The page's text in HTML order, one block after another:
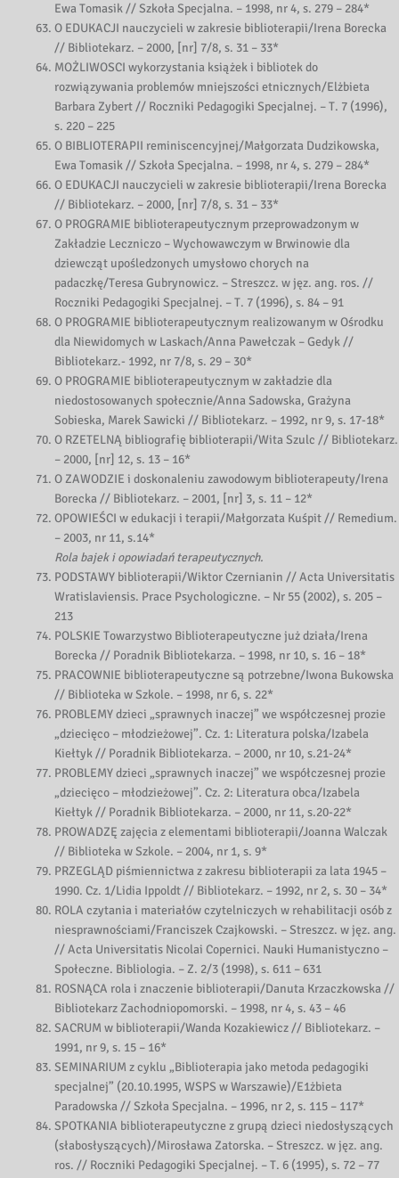
Ewa Tomasik // Szkoła Specjalna. – 1998, nr 4, s. 279 – 284*
O EDUKACJI nauczycieli w zakresie biblioterapii/Irena Borecka
// Bibliotekarz. – 2000, [nr] 7/8, s. 31 – 33*
MOŻLIWOSCI wykorzystania książek i bibliotek do
rozwiązywania problemów mniejszości etnicznych/Elżbieta
Barbara Zybert // Roczniki Pedagogiki Specjalnej. – T. 7 (1996),
s. 220 – 225
O BIBLIOTERAPII reminiscencyjnej/Małgorzata Dudzikowska,
Ewa Tomasik // Szkoła Specjalna. – 1998, nr 4, s. 279 – 284*
O EDUKACJI nauczycieli w zakresie biblioterapii/Irena Borecka
// Bibliotekarz. – 2000, [nr] 7/8, s. 31 – 33*
O PROGRAMIE biblioterapeutycznym przeprowadzonym w
Zakładzie Leczniczo – Wychowawczym w Brwinowie dla
dziewcząt upośledzonych umysłowo chorych na
padaczkę/Teresa Gubrynowicz. – Streszcz. w jęz. ang. ros. //
Roczniki Pedagogiki Specjalnej. – T. 7 (1996), s. 84 – 91
O PROGRAMIE biblioterapeutycznym realizowanym w Ośrodku
dla Niewidomych w Laskach/Anna Pawełczak – Gedyk //
Bibliotekarz.- 1992, nr 7/8, s. 29 – 30*
O PROGRAMIE biblioterapeutycznym w zakładzie dla
niedostosowanych społecznie/Anna Sadowska, Grażyna
Sobieska, Marek Sawicki // Bibliotekarz. – 1992, nr 9, s. 17-18*
O RZETELNĄ bibliografię biblioterapii/Wita Szulc // Bibliotekarz.
– 2000, [nr] 12, s. 13 – 16*
O ZAWODZIE i doskonaleniu zawodowym biblioterapeuty/Irena
Borecka // Bibliotekarz. – 2001, [nr] 3, s. 11 – 12*
OPOWIEŚCI w edukacji i terapii/Małgorzata Kuśpit // Remedium.
– 2003, nr 11, s.14*
Rola bajek i opowiadań terapeutycznych.
PODSTAWY biblioterapii/Wiktor Czernianin // Acta Universitatis
Wratislaviensis. Prace Psychologiczne. – Nr 55 (2002), s. 205 –
213
POLSKIE Towarzystwo Biblioterapeutyczne już działa/Irena
Borecka // Poradnik Bibliotekarza. – 1998, nr 10, s. 16 – 18*
PRACOWNIE biblioterapeutyczne są potrzebne/Iwona Bukowska
// Biblioteka w Szkole. – 1998, nr 6, s. 22*
PROBLEMY dzieci „sprawnych inaczej” we współczesnej prozie
„dziecięco – młodzieżowej”. Cz. 1: Literatura polska/Izabela
Kiełtyk // Poradnik Bibliotekarza. – 2000, nr 10, s.21-24*
PROBLEMY dzieci „sprawnych inaczej” we współczesnej prozie
„dziecięco – młodzieżowej”. Cz. 2: Literatura obca/Izabela
Kiełtyk // Poradnik Bibliotekarza. – 2000, nr 11, s.20-22*
PROWADZĘ zajęcia z elementami biblioterapii/Joanna Walczak
// Biblioteka w Szkole. – 2004, nr 1, s. 9*
PRZEGLĄD piśmiennictwa z zakresu biblioterapii za lata 1945 –
1990. Cz. 1/Lidia Ippoldt // Bibliotekarz. – 1992, nr 2, s. 30 – 34*
ROLA czytania i materiałów czytelniczych w rehabilitacji osób z
niesprawnościami/Franciszek Czajkowski. – Streszcz. w jęz. ang.
// Acta Universitatis Nicolai Copernici. Nauki Humanistyczno –
Społeczne. Bibliologia. – Z. 2/3 (1998), s. 611 – 631
ROSNĄCA rola i znaczenie biblioterapii/Danuta Krzaczkowska //
Bibliotekarz Zachodniopomorski. – 1998, nr 4, s. 43 – 46
SACRUM w biblioterapii/Wanda Kozakiewicz // Bibliotekarz. –
1991, nr 9, s. 15 – 16*
SEMINARIUM z cyklu „Biblioterapia jako metoda pedagogiki
specjalnej” (20.10.1995, WSPS w Warszawie)/E1żbieta
Paradowska // Szkoła Specjalna. – 1996, nr 2, s. 115 – 117*
SPOTKANIA biblioterapeutyczne z grupą dzieci niedosłyszących
(słabosłyszących)/Mirosława Zatorska. – Streszcz. w jęz. ang.
ros. // Roczniki Pedagogiki Specjalnej. – T. 6 (1995), s. 72 – 77